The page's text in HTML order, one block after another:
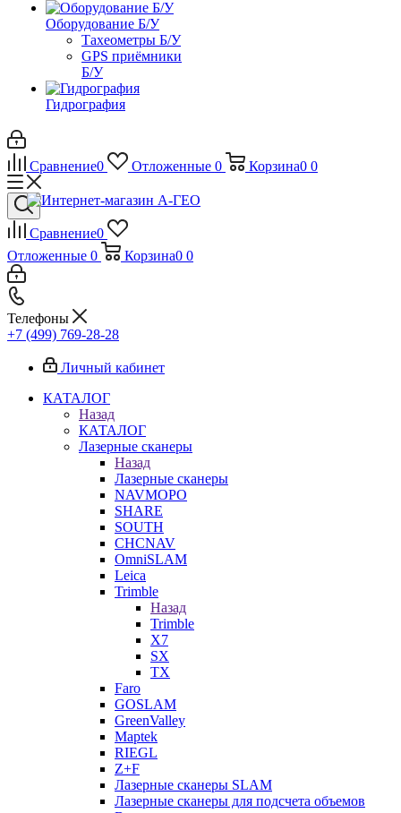
Оборудование Б/У
Тахеометры Б/У
GPS приёмники
Б/У
Гидрография
Сравнение0 Отложенные 0 Корзина0 0
Сравнение0
Отложенные 0 Корзина0 0
Телефоны
+7 (499) 769-28-28
Личный кабинет
КАТАЛОГ
Назад
КАТАЛОГ
Лазерные сканеры
Назад
Лазерные сканеры
NAVMOPO
SHARE
SOUTH
CHCNAV
OmniSLAM
Leica
Trimble
Назад
Trimble
X7
SX
TX
Faro
GOSLAM
GreenValley
Maptek
RIEGL
Z+F
Лазерные сканеры SLAM
Лазерные сканеры для подсчета объемов